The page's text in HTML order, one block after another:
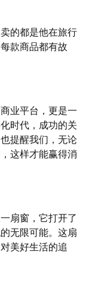
的都是他在旅行
款商品都有故
业平台，更是一
时代，成功的关
提醒我们，无论
这样才能赢得消
扇窗，它打开了
无限可能。这扇
美好生活的追